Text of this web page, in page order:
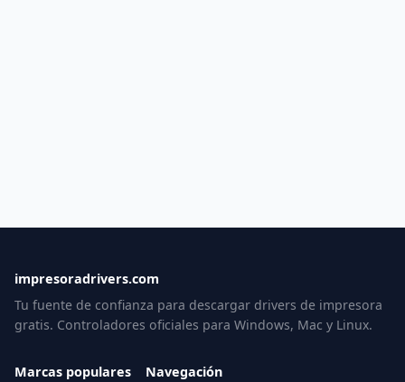
impresoradrivers.com
Tu fuente de confianza para descargar drivers de impresora
gratis. Controladores oficiales para Windows, Mac y Linux.
Marcas populares
Navegación